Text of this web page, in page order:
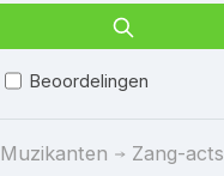
Beoordelingen
Muzikanten Zang-acts